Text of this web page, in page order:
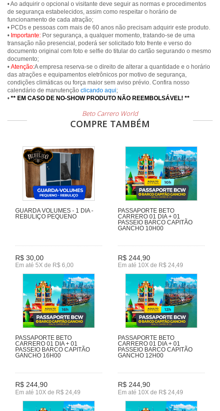
• Ao adquirir o opcional o visitante deve seguir as normas e procedimentos
de segurança estabelecidos, assim como respeitar o horário de
funcionamento de cada atração;
• PCDs e pessoas com mais de 60 anos não precisam adquirir este produto.
• Importante: Por segurança, a qualquer momento, tratando-se de uma
transação não presencial, poderá ser solicitado foto frente e verso do
documento original com foto e selfie do titular do cartão segurando o mesmo
documento;
• Atenção:A empresa reserva-se o direito de alterar a quantidade e o horário
das atrações e equipamentos eletrônicos por motivo de segurança,
condições climáticas ou força maior sem aviso prévio. Confira nosso
calendário de manutenção clicando aqui;
• ** EM CASO DE NO-SHOW PRODUTO NÃO REEMBOLSÁVEL! **
Beto Carrero World
COMPRE TAMBÉM
GUARDA VOLUMES - 1 DIA -
REBULIÇO PEQUENO
R$ 30,00
Em até 5X de R$ 6,00
PASSAPORTE BETO
CARRERO 01 DIA + 01
PASSEIO BARCO CAPITÃO
GANCHO 10H00
R$ 244,90
Em até 10X de R$ 24,49
PASSAPORTE BETO
CARRERO 01 DIA + 01
PASSEIO BARCO CAPITÃO
GANCHO 16H00
R$ 244,90
Em até 10X de R$ 24,49
PASSAPORTE BETO
CARRERO 01 DIA + 01
PASSEIO BARCO CAPITÃO
GANCHO 12H00
R$ 244,90
Em até 10X de R$ 24,49